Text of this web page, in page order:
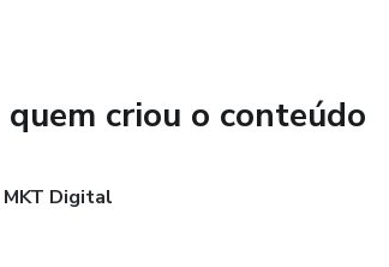
criou o conteúdo
Digital